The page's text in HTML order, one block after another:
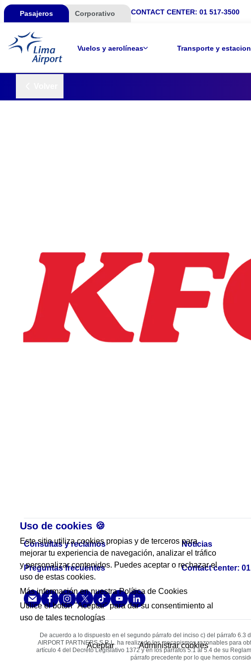
Pasajeros Corporativo CONTACT CENTER: 01 517-3500
Vuelos y aerolíneas Transporte y
Uso de cookies 🍪
Este sitio utiliza cookies propias y de terceros para
mejorar tu experiencia de navegación, analizar el tráfico
y personalizar contenidos. Puedes aceptar o rechazar el
uso de estas cookies.
Más información en nuestraPolítica de Cookies
Utilice el botón "Aceptar" para dar su consentimiento al
uso de tales tecnologías
Aceptar Administrar cookies
Consultas y reclamos Noticias
Preguntas frecuentes Contact center:
De acuerdo a lo dispuesto en el segundo párrafo del inciso c) del párrafo
AIRPORT PARTNERS S.R.L. ha realizado los mecanismos razonables para
artículo 4 del Decreto Legislativo 1372 y en los párrafos 5.1 al 5.4 de su
párrafo precedente por lo que hemos